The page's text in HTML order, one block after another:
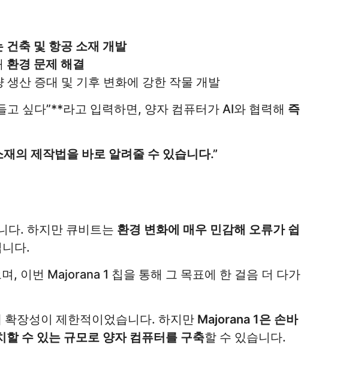
건축 및 항공 소재 개발
환경 문제 해결
생산 증대 및 기후 변화에 강한 작물 개발
싶다”**라고 입력하면, 양자 컴퓨터가 AI와 협력해 즉
의 제작법을 바로 알려줄 수 있습니다.”
다. 하지만 큐비트는 환경 변화에 매우 민감해 오류가 쉽
니다.
, 이번 Majorana 1 칩을 통해 그 목표에 한 걸음 더 다가
확장성이 제한적이었습니다. 하지만 Majorana 1은 손바
수 있는 규모로 양자 컴퓨터를 구축할 수 있습니다.